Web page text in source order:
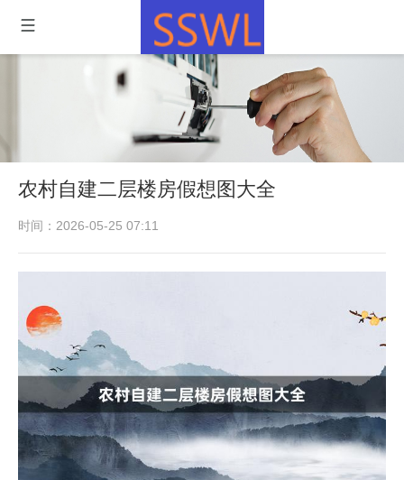
农村自建二层楼房假想图大全
时间：2026-05-25 07:11